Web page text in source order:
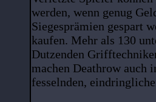
werden, wenn genug
Siegesprämien gespart
kaufen. Mehr als 130
Dutzenden
machen Deathrow auch
fesselnden,